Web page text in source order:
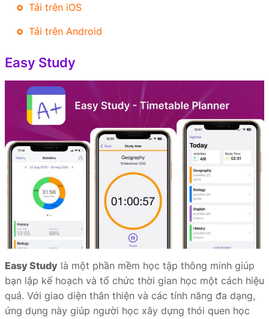
Tải trên iOS
Tải trên Android
Easy Study
Easy Study là một phần mềm học tập thông minh giúp
bạn lập kế hoạch và tổ chức thời gian học một cách hiệu
quả. Với giao diện thân thiện và các tính năng đa dạng,
ứng dụng này giúp người học xây dựng thói quen học